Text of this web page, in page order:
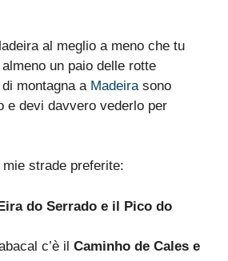
al meglio a meno che tu
un paio delle rotte
montagna a Madeira sono
e devi davvero vederlo per
strade preferite:
do Serrado e il Pico do
c’è il Caminho de Cales e